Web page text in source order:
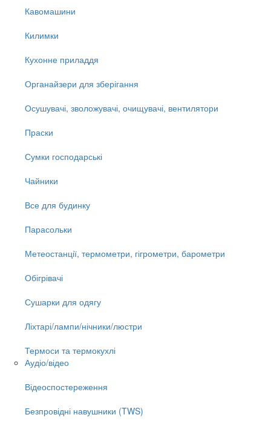
Кавомашини
Килимки
Кухонне приладдя
Органайзери для зберігання
Осушувачі, зволожувачі, очищувачі, вентилятори
Праски
Сумки господарські
Чайники
Все для будинку
Парасольки
Метеостанції, термометри, гігрометри, барометри
Обігрівачі
Сушарки для одягу
Ліхтарі/лампи/нічники/люстри
Термоси та термокухлі
Аудіо/відео
Відеоспостереження
Безпровідні навушники (TWS)